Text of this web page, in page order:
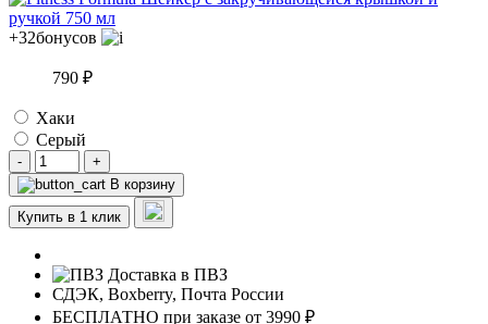
+32бонусов
790 ₽
Хаки
Серый
-
+
В корзину
Купить в 1 клик
Доставка в ПВЗ
СДЭК, Boxberry, Почта России
БЕСПЛАТНО при заказе от 3990 ₽